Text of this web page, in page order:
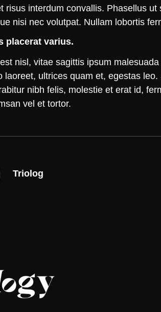
risus interdum convallis. Phasellus
nisi nec volutpat. Nullam lobortis
placerat varius.
nisl, vitae sagittis ipsum
laoreet, ultrices quam et, egestas
nibh felis, molestie et erat id,
vel et tortor.
Triolog